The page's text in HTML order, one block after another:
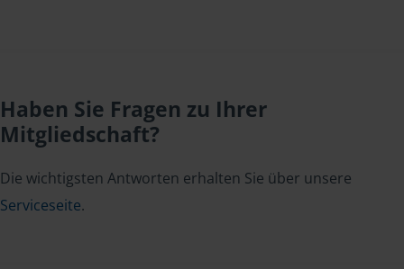
Haben Sie Fragen zu Ihrer
Mitgliedschaft?
Die wichtigsten Antworten erhalten Sie über unsere
Serviceseite.